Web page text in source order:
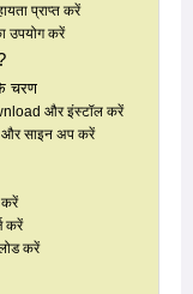
प्राप्त करें
उपयोग करें
चरण
और इंस्टॉल करें
साइन अप करें
करें
करें
करें